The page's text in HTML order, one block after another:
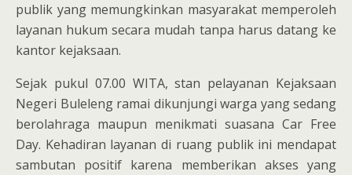
publik yang memungkinkan masyarakat memperoleh
layanan hukum secara mudah tanpa harus datang ke
kantor kejaksaan.
Sejak pukul 07.00 WITA, stan pelayanan Kejaksaan
Negeri Buleleng ramai dikunjungi warga yang sedang
berolahraga maupun menikmati suasana Car Free
Day. Kehadiran layanan di ruang publik ini mendapat
sambutan positif karena memberikan akses yang